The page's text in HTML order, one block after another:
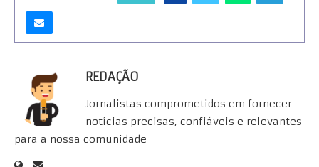
REDAÇÃO
Jornalistas comprometidos em fornecer
notícias precisas, confiáveis e relevantes
para a nossa comunidade